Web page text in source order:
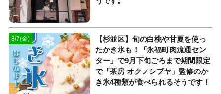
8/7(金)
【杉並区】旬の白桃や甘夏を使っ
たかき氷も！「永福町肉流通セン
ター」で9月下旬ごろまで期間限定
で「茶房 オクノシブヤ」監修のか
き氷4種類が食べられるそうです！